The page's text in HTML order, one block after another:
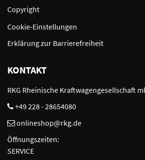
Copyright
Cookie-Einstellungen
Erklärung zur Barrierefreiheit
KONTAKT
RKG Rheinische Kraftwagengesellschaft
+49 228 - 28654080
onlineshop@rkg.de
Öffnungszeiten:
SERVICE